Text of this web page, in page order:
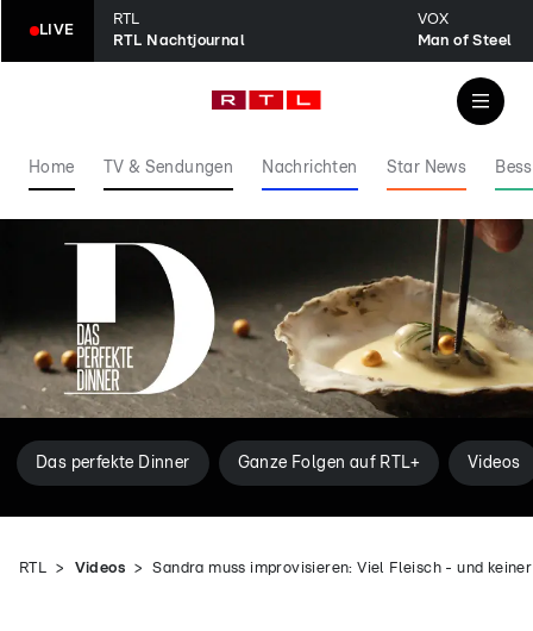
LIVE
RTL
RTL Nachtjournal
VOX
Man of Steel
Home TV & Sendungen Nachrichten Star News
Das perfekte Dinner Ganze Folgen auf RTL+ Videos
RTL Videos Sandra muss improvisieren: Viel Fleisch - und